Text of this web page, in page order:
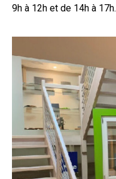
9h à 12h et de 14h à 17h.